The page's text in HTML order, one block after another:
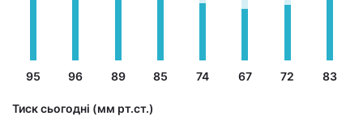
95 96 89 85 74 67 72 83
Тиск сьогодні (мм рт.ст.)